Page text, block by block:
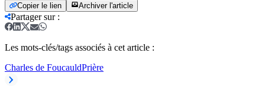
Copier le lien Archiver l'article
Partager sur:
Les mots-clés/tags associés à cet article :
Charles de FoucauldPrière